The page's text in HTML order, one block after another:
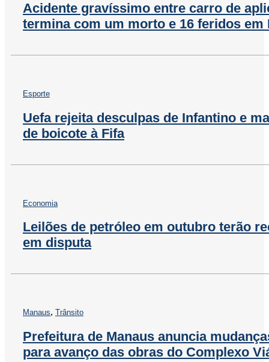
Acidente gravíssimo entre carro de
termina com um morto e 16 feridos em
Esporte
Uefa rejeita desculpas de Infantino e
de boicote à Fifa
Economia
Leilões de petróleo em outubro terão
em disputa
Manaus, Trânsito
Prefeitura de Manaus anuncia
para avanço das obras do Complexo